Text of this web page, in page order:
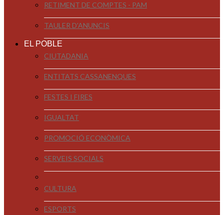
RETIMENT DE COMPTES - PAM
TAULER D'ANUNCIS
EL POBLE
CIUTADANIA
ENTITATS CASSANENQUES
FESTES I FIRES
IGUALTAT
PROMOCIÓ ECONÒMICA
SERVEIS SOCIALS
CULTURA
ESPORTS